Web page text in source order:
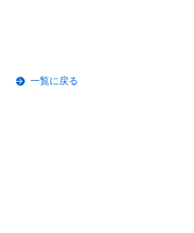
一覧に戻る